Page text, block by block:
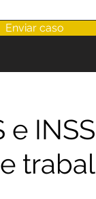
Enviar caso
e INSS